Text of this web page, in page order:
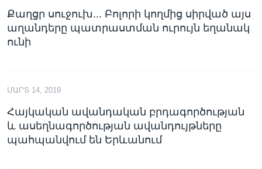
Քաղցր սուջուխ... Բոլորի կողմից սիրված այս
աղանդերը պատրաստման ուրույն եղանակ
ունի
ՄԱՐՏ 14, 2019
Հայկական ավանդական բրդագործության
և ասեղնագործության ավանդույթները
պահպանվում են Երևանում